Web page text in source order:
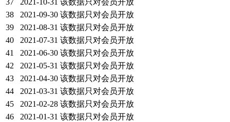
37
2021-10-31 该数据只对会员开放
38
2021-09-30 该数据只对会员开放
39
2021-08-31 该数据只对会员开放
40
2021-07-31 该数据只对会员开放
41
2021-06-30 该数据只对会员开放
42
2021-05-31 该数据只对会员开放
43
2021-04-30 该数据只对会员开放
44
2021-03-31 该数据只对会员开放
45
2021-02-28 该数据只对会员开放
46
2021-01-31 该数据只对会员开放